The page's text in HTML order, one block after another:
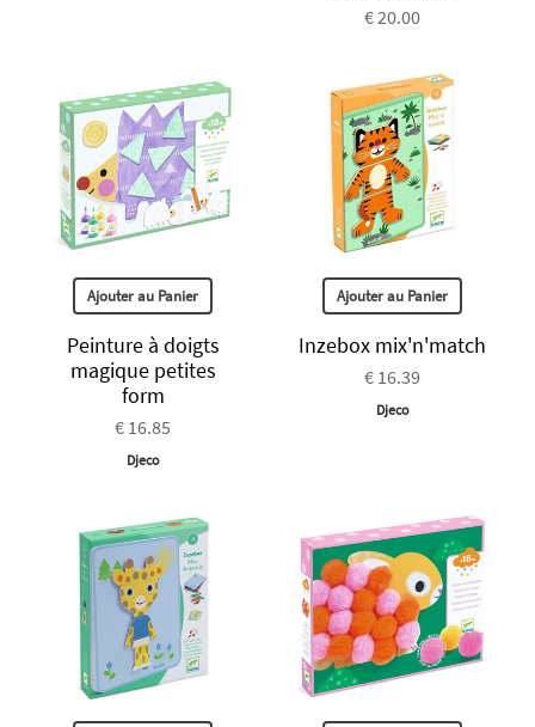
€ 20.00
Ajouter au Panier
Peinture à doigts
magique petites
form
€ 16.85
Djeco
Ajouter au Panier
Inzebox mix'n'match
€ 16.39
Djeco